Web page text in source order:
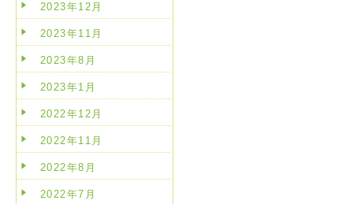
2023年12月
2023年11月
2023年8月
2023年1月
2022年12月
2022年11月
2022年8月
2022年7月